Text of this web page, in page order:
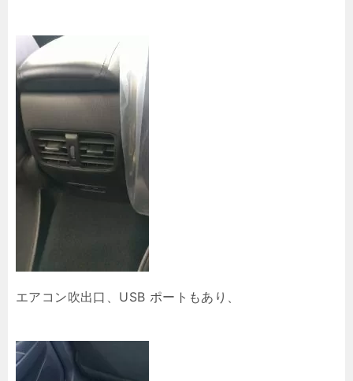
エアコン吹出口、USB ポートもあり、